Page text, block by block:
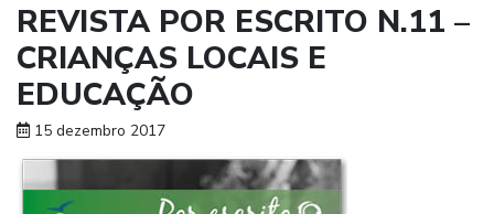
REVISTA POR ESCRITO N.11 –
CRIANÇAS LOCAIS E
EDUCAÇÃO
15 dezembro 2017